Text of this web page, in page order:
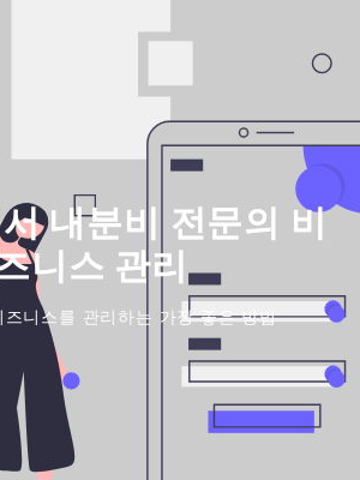
내분비 전문의 비
니스 관리
즈니스를 관리하는 가장 좋은 방법